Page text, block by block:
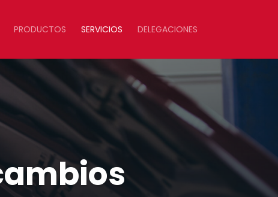
PRODUCTOS SERVICIOS DELEGACIONES